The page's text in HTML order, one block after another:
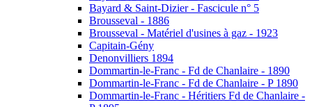
Bayard & Saint-Dizier - Fascicule n° 5
Brousseval - 1886
Brousseval - Matériel d'usines à gaz - 1923
Capitain-Gény
Denonvilliers 1894
Dommartin-le-Franc - Fd de Chanlaire - 1890
Dommartin-le-Franc - Fd de Chanlaire - P 1890
Dommartin-le-Franc - Héritiers Fd de Chanlaire -